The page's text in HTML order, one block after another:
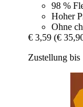
98 %
Hoher
Ohne
€ 3,59 (€
Zustellung bis